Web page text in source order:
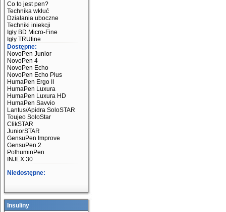
Co to jest pen?
Technika wkłuć
Działania uboczne
Techniki iniekcji
Igły BD Micro-Fine
Igły TRUfine
Dostępne:
NovoPen Junior
NovoPen 4
NovoPen Echo
NovoPen Echo Plus
HumaPen Ergo II
HumaPen Luxura
HumaPen Luxura HD
HumaPen Savvio
Lantus/Apidra SoloSTAR
Toujeo SoloStar
ClikSTAR
JuniorSTAR
GensuPen Improve
GensuPen 2
PolhuminPen
INJEX 30
Niedostępne:
Insuliny